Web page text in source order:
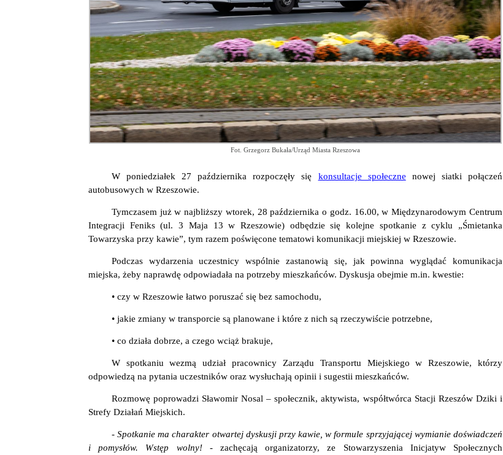
Fot. Grzegorz Bukała/Urząd Miasta Rzeszowa
W poniedziałek 27 października rozpoczęły się konsultacje społeczne nowej siatki połączeń
autobusowych w Rzeszowie.
Tymczasem już w najbliższy wtorek, 28 października o godz. 16.00, w Międzynarodowym Centrum
Integracji Feniks (ul. 3 Maja 13 w Rzeszowie) odbędzie się kolejne spotkanie z cyklu „Śmietanka
Towarzyska przy kawie”, tym razem poświęcone tematowi komunikacji miejskiej w Rzeszowie.
Podczas wydarzenia uczestnicy wspólnie zastanowią się, jak powinna wyglądać komunikacja
miejska, żeby naprawdę odpowiadała na potrzeby mieszkańców. Dyskusja obejmie m.in. kwestie:
• czy w Rzeszowie łatwo poruszać się bez samochodu,
• jakie zmiany w transporcie są planowane i które z nich są rzeczywiście potrzebne,
• co działa dobrze, a czego wciąż brakuje,
W spotkaniu wezmą udział pracownicy Zarządu Transportu Miejskiego w Rzeszowie, którzy
odpowiedzą na pytania uczestników oraz wysłuchają opinii i sugestii mieszkańców.
Rozmowę poprowadzi Sławomir Nosal – społecznik, aktywista, współtwórca Stacji Rzeszów Dziki i
Strefy Działań Miejskich.
- Spotkanie ma charakter otwartej dyskusji przy kawie, w formule sprzyjającej wymianie doświadczeń
i pomysłów. Wstęp wolny! - zachęcają organizatorzy, ze Stowarzyszenia Inicjatyw Społecznych